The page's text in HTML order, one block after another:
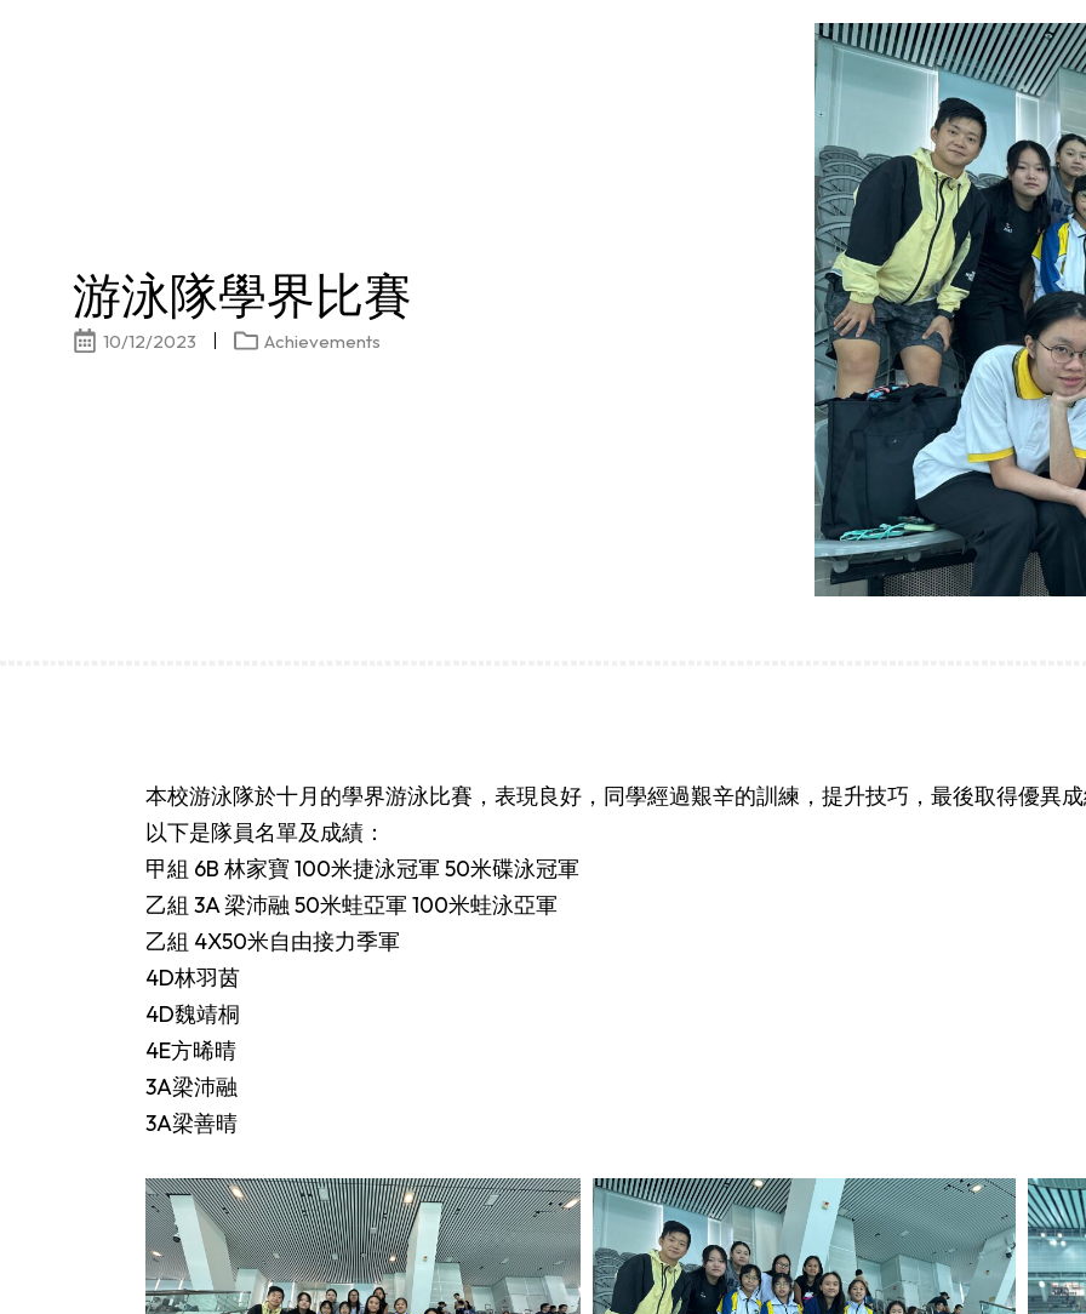
游泳隊學界比賽
10/12/2023 Achievements
本校游泳隊於十月的學界游泳比賽，表現良好，同學經過艱辛的訓練，提升技巧，最後取得優異
以下是隊員名單及成績：
甲組 6B 林家寶 100米捷泳冠軍 50米碟泳冠軍
乙組 3A 梁沛融 50米蛙亞軍 100米蛙泳亞軍
乙組 4X50米自由接力季軍
4D林羽茵
4D魏靖桐
4E方晞晴
3A梁沛融
3A梁善晴